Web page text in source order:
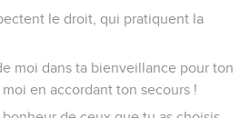
le droit, qui pratiquent la
moi dans ta bienveillance pour ton
en accordant ton secours !